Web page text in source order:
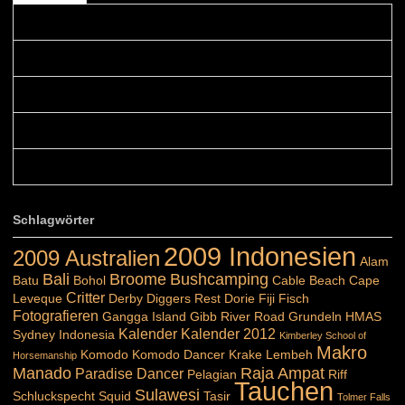
Schlagwörter
2009 Australien 2009 Indonesien Alam
Batu Bali Bohol Broome Bushcamping Cable Beach Cape
Leveque Critter Derby Diggers Rest Dorie Fiji Fisch
Fotografieren Gangga Island Gibb River Road Grundeln HMAS
Sydney Indonesia Kalender Kalender 2012 Kimberley School of
Horsemanship Komodo Komodo Dancer Krake Lembeh Makro
Manado Paradise Dancer Pelagian Raja Ampat Riff
Schluckspecht Squid Sulawesi Tasir Tauchen Tolmer Falls